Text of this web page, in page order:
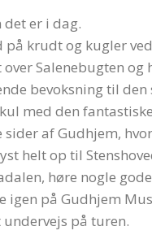
er i dag.
krudt og kugler
Salenebugten
bevoksning til
med den
af Gudhjem,
helt op til
høre nogle
igen på Gudhjem
på turen.